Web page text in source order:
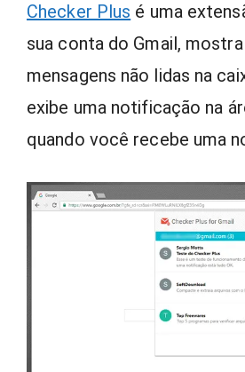
Checker Plus é uma
sua conta do Gmail,
mensagens não lidas na
exibe uma notificação na
quando você recebe uma